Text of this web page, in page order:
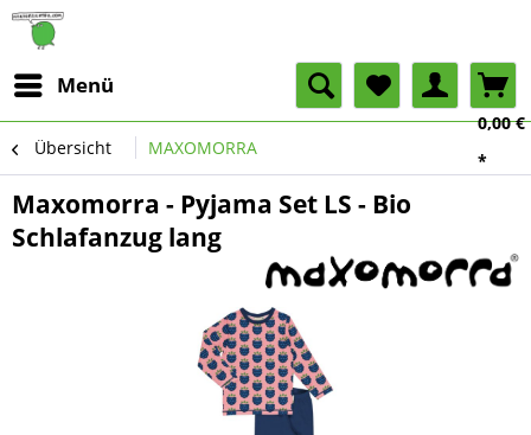
Menü
0,00 €
*
Übersicht MAXOMORRA
Maxomorra - Pyjama Set LS - Bio
Schlafanzug lang